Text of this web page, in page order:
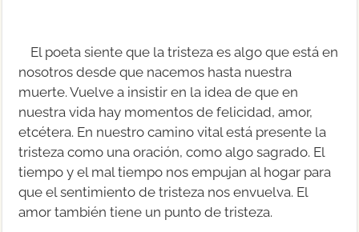
El poeta siente que la tristeza es algo que está en
nosotros desde que nacemos hasta nuestra
muerte. Vuelve a insistir en la idea de que en
nuestra vida hay momentos de felicidad, amor,
etcétera. En nuestro camino vital está presente la
tristeza como una oración, como algo sagrado. El
tiempo y el mal tiempo nos empujan al hogar para
que el sentimiento de tristeza nos envuelva. El
amor también tiene un punto de tristeza.